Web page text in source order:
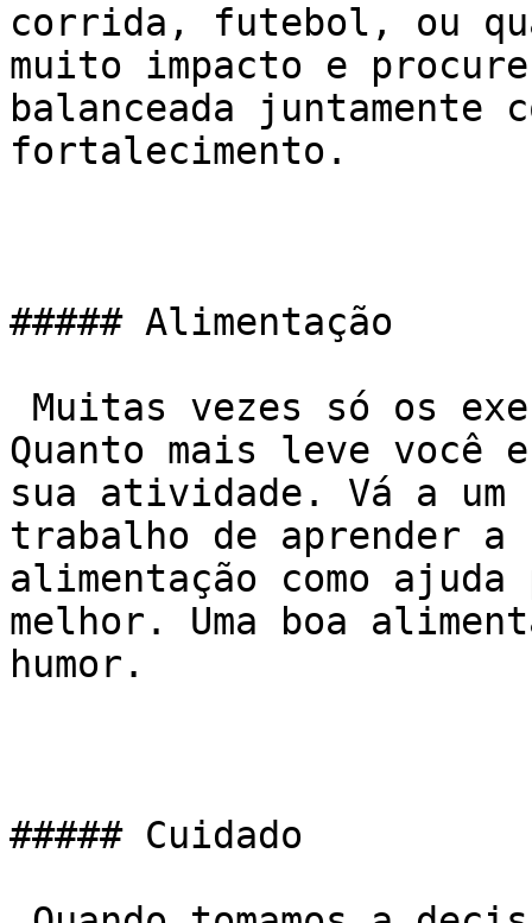
corrida, futebol, ou
muito impacto e
balanceada juntamente
fortalecimento.
##### Alimentação
Quanto mais leve você
sua atividade. Vá a
trabalho de aprender
alimentação como
melhor. Uma boa
humor.
##### Cuidado